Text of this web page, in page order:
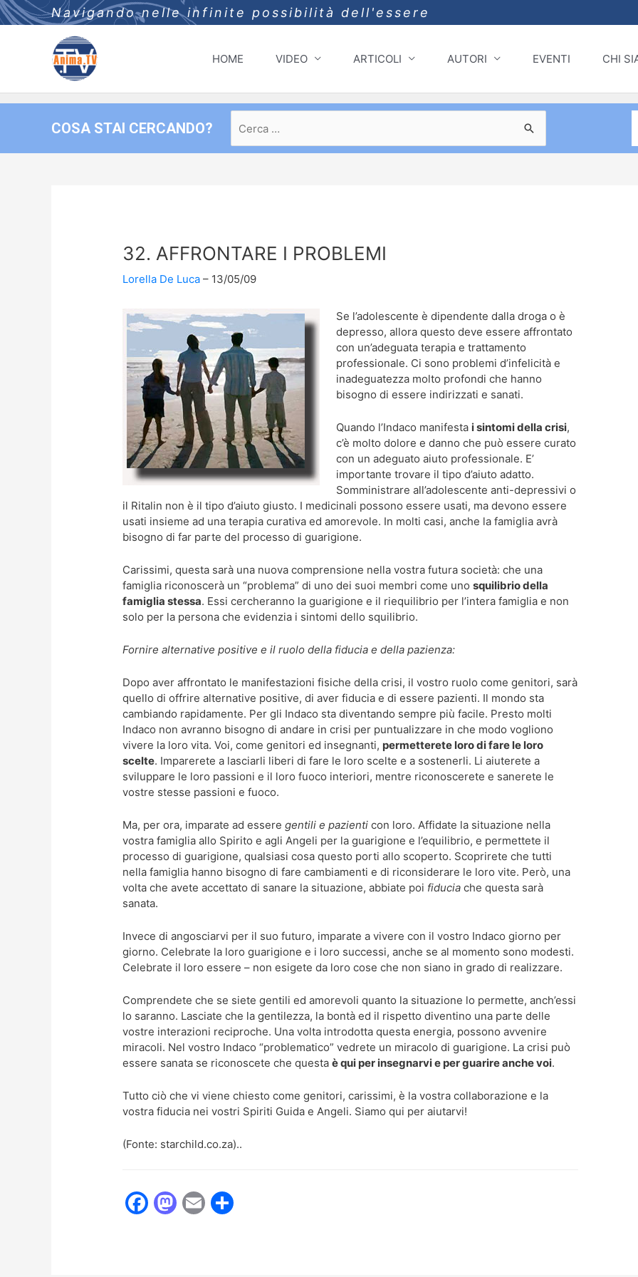
Navigando nelle infinite possibilità dell'essere
HOME VIDEO ARTICOLI AUTORI EVENTI CHI
COSA STAI CERCANDO?
per:
32. AFFRONTARE I PROBLEMI
Lorella De Luca 13/05/09
Se l’adolescente è dipendente dalla droga o è
depresso, allora questo deve essere affrontato
con un’adeguata terapia e trattamento
professionale. Ci sono problemi d’infelicità e
inadeguatezza molto profondi che hanno
bisogno di essere indirizzati e sanati.
Quando l’Indaco manifesta i sintomi della crisi,
c’è molto dolore e danno che può essere curato
con un adeguato aiuto professionale. E’
importante trovare il tipo d’aiuto adatto.
Somministrare all’adolescente anti-depressivi o
il Ritalin non è il tipo d’aiuto giusto. I medicinali possono essere usati, ma devono essere
usati insieme ad una terapia curativa ed amorevole. In molti casi, anche la famiglia avrà
bisogno di far parte del processo di guarigione.
Carissimi, questa sarà una nuova comprensione nella vostra futura società: che una
famiglia riconoscerà un “problema” di uno dei suoi membri come unosquilibrio della
famiglia stessa. Essi cercheranno la guarigione e il riequilibrio per l’intera famiglia e non
solo per la persona che evidenzia i sintomi dello squilibrio.
Fornire alternative positive e il ruolo della fiducia e della pazienza:
Dopo aver affrontato le manifestazioni fisiche della crisi, il vostro ruolo come genitori, sarà
quello di offrire alternative positive, di aver fiducia e di essere pazienti. Il mondo sta
cambiando rapidamente. Per gli Indaco sta diventando sempre più facile. Presto molti
Indaco non avranno bisogno di andare in crisi per puntualizzare in che modo vogliono
vivere la loro vita. Voi, come genitori ed insegnanti, permetterete loro di fare le loro
scelte. Imparerete a lasciarli liberi di fare le loro scelte e a sostenerli. Li aiuterete a
sviluppare le loro passioni e il loro fuoco interiori, mentre riconoscerete e sanerete le
vostre stesse passioni e fuoco.
Ma, per ora, imparate ad esseregentili e pazienticon loro. Affidate la situazione nella
vostra famiglia allo Spirito e agli Angeli per la guarigione e l’equilibrio, e permettete il
processo di guarigione, qualsiasi cosa questo porti allo scoperto. Scoprirete che tutti
nella famiglia hanno bisogno di fare cambiamenti e di riconsiderare le loro vite. Però, una
volta che avete accettato di sanare la situazione, abbiate poi fiduciache questa sarà
sanata.
Invece di angosciarvi per il suo futuro, imparate a vivere con il vostro Indaco giorno per
giorno. Celebrate la loro guarigione e i loro successi, anche se al momento sono modesti.
Celebrate il loro essere – non esigete da loro cose che non siano in grado di realizzare.
Comprendete che se siete gentili ed amorevoli quanto la situazione lo permette, anch’essi
lo saranno. Lasciate che la gentilezza, la bontà ed il rispetto diventino una parte delle
vostre interazioni reciproche. Una volta introdotta questa energia, possono avvenire
miracoli. Nel vostro Indaco “problematico” vedrete un miracolo di guarigione. La crisi può
essere sanata se riconoscete che questaè qui per insegnarvi e per guarire anche voi.
Tutto ciò che vi viene chiesto come genitori, carissimi, è la vostra collaborazione e la
vostra fiducia nei vostri Spiriti Guida e Angeli. Siamo qui per aiutarvi!
(Fonte: starchild.co.za)..
F
M E